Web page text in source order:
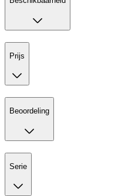
Prijs
Beoordeling
Serie